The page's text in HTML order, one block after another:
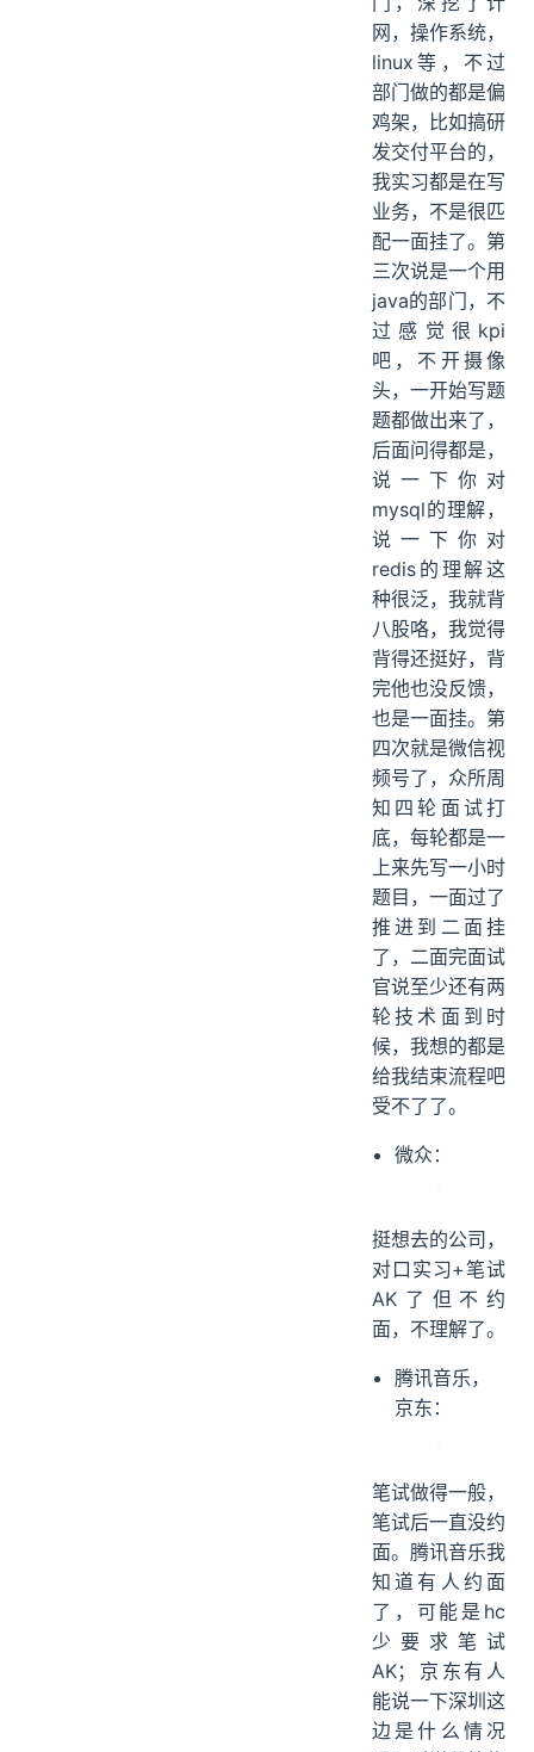
网，操作系统，
linux等，不过
部门做的都是偏
鸡架，比如搞研
发交付平台的，
我实习都是在写
业务，不是很匹
配一面挂了。第
三次说是一个用
java的部门，不
过感觉很kpi
吧，不开摄像
头，一开始写题
题都做出来了，
后面问得都是，
说一下你对
mysql的理解，
说一下你对
redis的理解这
种很泛，我就背
八股咯，我觉得
背得还挺好，背
完他也没反馈，
也是一面挂。第
四次就是微信视
频号了，众所周
知四轮面试打
底，每轮都是一
上来先写一小时
题目，一面过了
推进到二面挂
了，二面完面试
官说至少还有两
轮技术面到时
候，我想的都是
给我结束流程吧
受不了了。
微众：
挺想去的公司，
对口实习+笔试
AK了但不约
面，不理解了。
腾讯音乐，
京东：
笔试做得一般，
笔试后一直没约
面。腾讯音乐我
知道有人约面
了，可能是hc
少要求笔试
AK；京东有人
能说一下深圳这
边是什么情况